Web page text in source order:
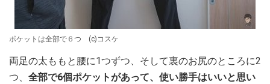
ポケットは全部で６つ (c)コスケ
両足の太ももと腰に1つずつ、そして裏のお尻のところに2
つ、 全部で6個ポケットがあって、使い勝手はいいと思い